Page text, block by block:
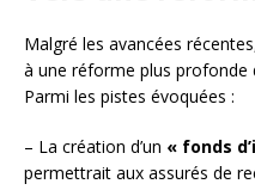
Malgré les avancées
à une réforme plus profonde
Parmi les pistes évoquées :
– La création d’un « fonds
permettrait aux assurés de